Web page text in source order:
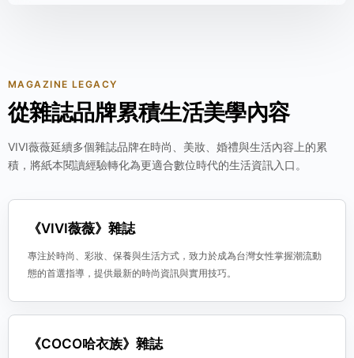
MAGAZINE LEGACY
從雜誌品牌累積生活美學內容
VIVI薇薇延續多個雜誌品牌在時尚、美妝、婚禮與生活內容上的累
積，將紙本閱讀經驗轉化為更適合數位時代的生活資訊入口。
《VIVI薇薇》雜誌
專注於時尚、彩妝、保養與生活方式，致力於成為台灣女性掌握潮流動
態的首選指導，提供最新的時尚資訊與實用技巧。
《COCO哈衣族》雜誌